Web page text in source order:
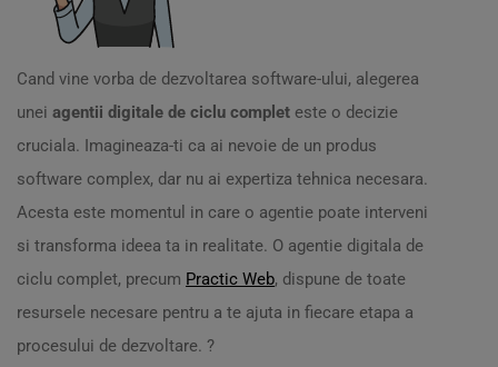
Cand vine vorba de dezvoltarea software-ului, alegerea
unei agentii digitale de ciclu complet este o decizie
cruciala. Imagineaza-ti ca ai nevoie de un produs
software complex, dar nu ai expertiza tehnica necesara.
Acesta este momentul in care o agentie poate interveni
si transforma ideea ta in realitate. O agentie digitala de
ciclu complet, precum Practic Web, dispune de toate
resursele necesare pentru a te ajuta in fiecare etapa a
procesului de dezvoltare. ?